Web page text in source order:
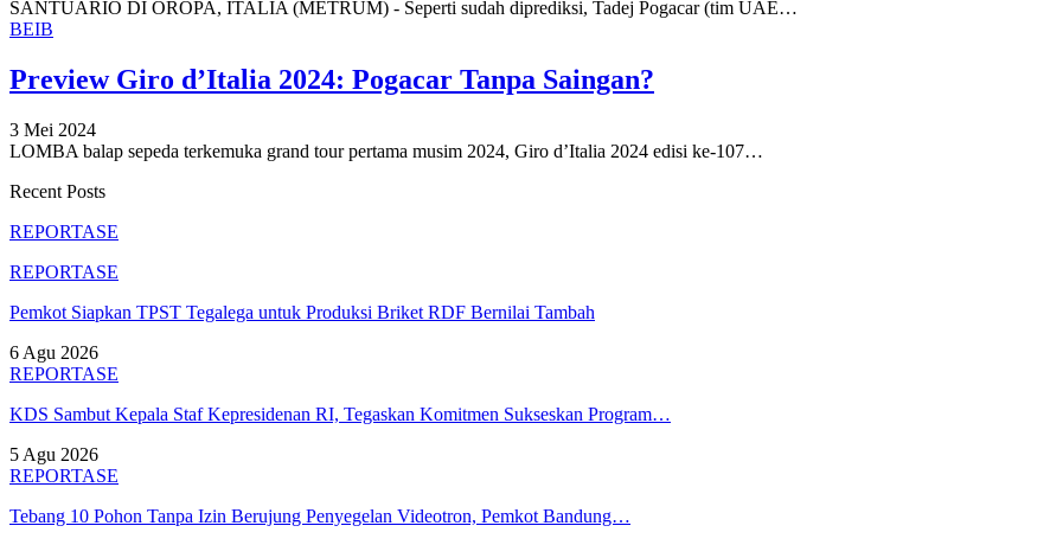
SANTUARIO DI OROPA, ITALIA (METRUM) - Seperti sudah diprediksi, Tadej Pogacar (tim UAE…
BEIB
Preview Giro d’Italia 2024: Pogacar Tanpa Saingan?
3 Mei 2024
LOMBA balap sepeda terkemuka grand tour pertama musim 2024, Giro d’Italia 2024 edisi ke-107…
Recent Posts
REPORTASE
REPORTASE
Pemkot Siapkan TPST Tegalega untuk Produksi Briket RDF Bernilai Tambah
6 Agu 2026
REPORTASE
KDS Sambut Kepala Staf Kepresidenan RI, Tegaskan Komitmen Sukseskan Program…
5 Agu 2026
REPORTASE
Tebang 10 Pohon Tanpa Izin Berujung Penyegelan Videotron, Pemkot Bandung…